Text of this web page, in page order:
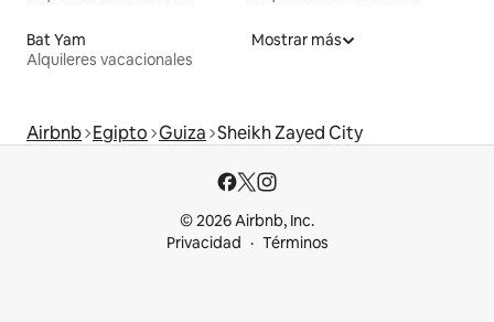
Bat Yam
Alquileres vacacionales
Mostrar más
Airbnb Egipto Guiza Sheikh Zayed City
© 2026 Airbnb, Inc.
Privacidad
Términos